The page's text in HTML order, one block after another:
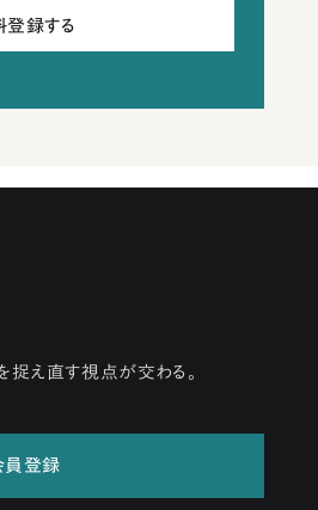
登録する
捉え直す視点が交わる。
員登録